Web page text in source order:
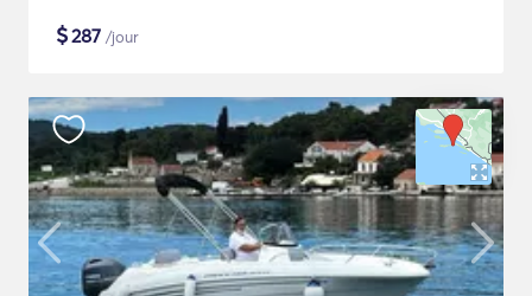
$287 /jour